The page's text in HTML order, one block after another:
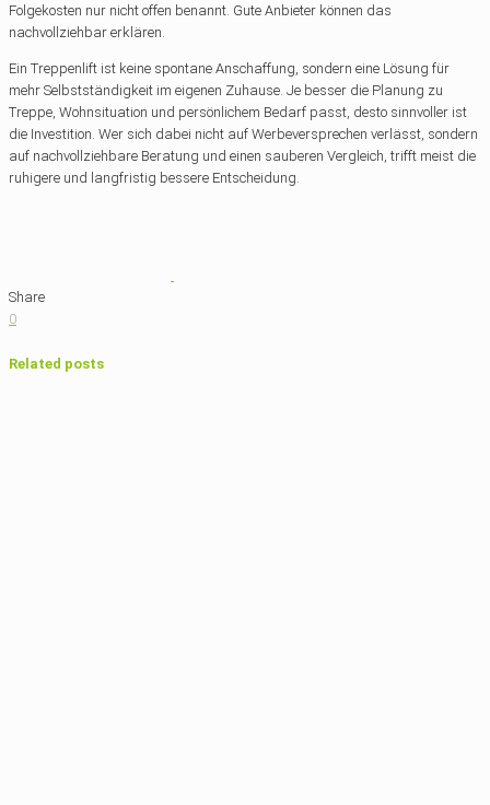
Folgekosten nur nicht offen benannt. Gute Anbieter können das
nachvollziehbar erklären.
Ein Treppenlift ist keine spontane Anschaffung, sondern eine Lösung für
mehr Selbstständigkeit im eigenen Zuhause. Je besser die Planung zu
Treppe, Wohnsituation und persönlichem Bedarf passt, desto sinnvoller ist
die Investition. Wer sich dabei nicht auf Werbeversprechen verlässt, sondern
auf nachvollziehbare Beratung und einen sauberen Vergleich, trifft meist die
ruhigere und langfristig bessere Entscheidung.
Share
0
Related posts